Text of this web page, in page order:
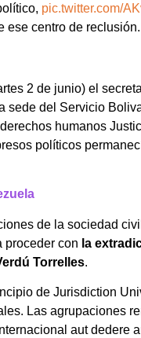
pic.twitter.com/
ese centro de
2 de junio) el
sede del Servicio
humanos
políticos
de la sociedad
proceder con la
Torrelles.
de Jurisdiction
Las agrupaciones
aut dedere